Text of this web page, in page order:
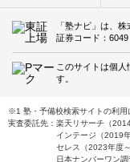
「塾ナビ」は、
証券コード：6049
このサイトは個
す。
※1 塾・予備校検索サイトの利用
実査委託先：楽天リサーチ（
インテージ（2019
セレス（2023年度
日本ナンバーワン